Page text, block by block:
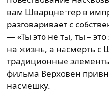
вам Шварцнеггер в
разговаривает с
— «Ты это не ты, ты –
на жизнь, а насмерть
традиционные
фильма Верховен
насмешку.